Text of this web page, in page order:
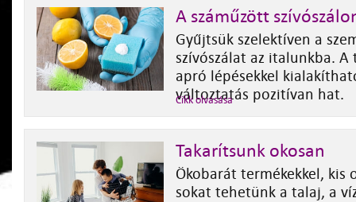
A száműzött
Gyűjtsük szelektíven a
szívószálat az italunkba. A
apró lépésekkel
változtatás pozitívan hat.
Cikk olvasása
Takarítsunk okosan
Ökobarát termékekkel, kis
sokat tehetünk a talaj, a